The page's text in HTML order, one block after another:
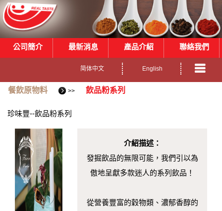
公司簡介 最新消息 產品介紹 聯絡我們
简体中文 English
餐飲原物料 >> 飲品粉系列
珍味豐--飲品粉系列
介紹描述：
發掘飲品的無限可能，我們引以為
傲地呈獻多款迷人的系列飲品！
從營養豐富的穀物類、濃郁香醇的